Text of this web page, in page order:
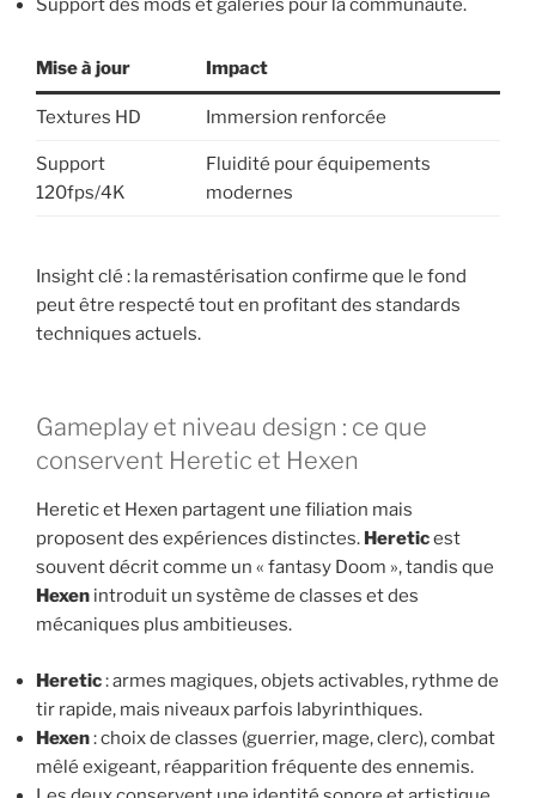
Support des mods et galeries pour la communauté.
Mise à jour Impact
Textures HD Immersion renforcée
Support
120fps/4K
Fluidité pour équipements
modernes
Insight clé : la remastérisation confirme que le fond
peut être respecté tout en profitant des standards
techniques actuels.
Gameplay et niveau design : ce que
conservent Heretic et Hexen
Heretic et Hexen partagent une filiation mais
proposent des expériences distinctes. Hereticest
souvent décrit comme un « fantasy Doom », tandis que
Hexen introduit un système de classes et des
mécaniques plus ambitieuses.
Heretic: armes magiques, objets activables, rythme de
tir rapide, mais niveaux parfois labyrinthiques.
Hexen: choix de classes (guerrier, mage, clerc), combat
mêlé exigeant, réapparition fréquente des ennemis.